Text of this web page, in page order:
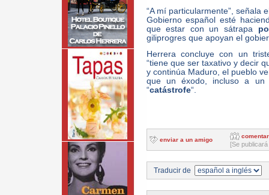
“A mí particularmente”, señala
Gobierno español esté
que estar con un sátrapa
giliprogres que apoyan el
Herrera concluye con un
“tiene que ser taxativo y decir
y continúa Maduro, el pueblo
que un éxodo, incluso a un
“catástrofe“.
enviar a un amigo
comentar
[Se
Traducir de